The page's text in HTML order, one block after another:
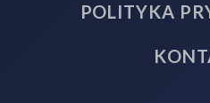
POLITYKA